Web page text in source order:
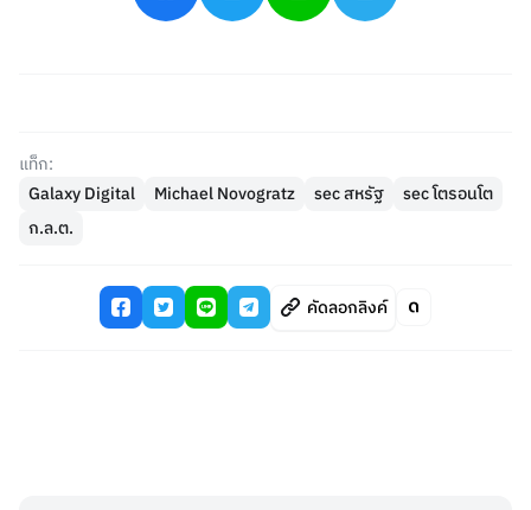
แท็ก:
Galaxy Digital
Michael Novogratz sec สหรัฐ
sec โตรอนโต
ก.ล.ต.
คัดลอกลิงค์